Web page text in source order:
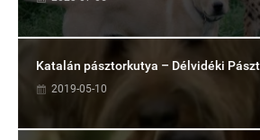
Katalán pásztorkutya – Délvidéki
2019-05-10